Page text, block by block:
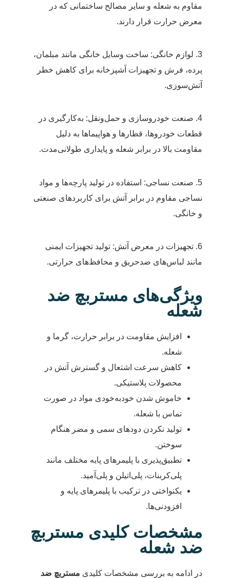
مقاوم به شعله و سایر مصالح ساختمانی که در
معرض حرارت قرار دارند.
3. لوازم خانگی: ساخت وسایل خانگی مانند مبلمان،
پرده، فرش و تجهیزات آشپزخانه برای کاهش خطر
آتش‌سوزی.
4. صنعت خودروسازی و حمل‌ونقل: به‌کارگیری در
قطعات خودروها، قطارها و هواپیماها به دلیل
مقاومت بالا در برابر شعله و پایداری طولانی‌مدت.
5. صنعت نساجی: استفاده در تولید پارچه‌ها و مواد
نساجی مقاوم در برابر آتش برای کاربردهای صنعتی
و خانگی.
6. تجهیزات در معرض آتش: تولید تجهیزات ایمنی
مانند لباس‌های ضدحریق و محافظ‌های حرارتی.
ویژگی‌های مستربچ ضد
شعله
افزایش مقاومت در برابر حرارت، گرما و
شعله.
کاهش سرعت اشتعال و گسترش آتش در
محصولات پلاستیکی.
خاموش شدن خودبه‌خودی مواد در صورت
تماس با شعله.
تولید نکردن دودهای سمی و مضر هنگام
سوختن.
تطبیق‌پذیری با پلیمرهای پایه مختلف مانند
پلی‌کربنات، پلی‌اتیلن و پلی‌آمید.
یکنواختی در ترکیب با پلیمرهای پایه و
افزودنی‌ها.
مشخصات کلیدی مستربچ
ضد شعله
در ادامه به بررسی مشخصات کلیدی مستربچ ضد